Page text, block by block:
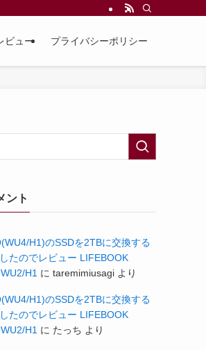
ビュー プライバシーポリシー
ント
H1)のSSDを2TBに交換する
たのでレビュー LIFEBOOK
H1 に taremimiusagi より
H1)のSSDを2TBに交換する
たのでレビュー LIFEBOOK
H1 に たっち より